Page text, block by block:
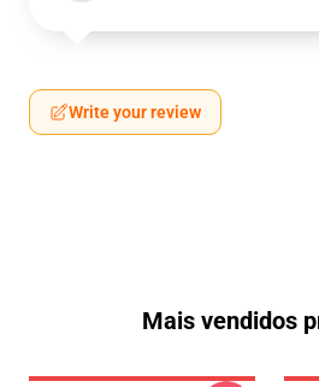
Write your review
Mais vendidos